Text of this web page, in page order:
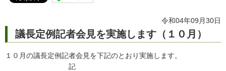
令和04年09月30日
議長定例記者会見を実施します（１０月）
１０月の議長定例記者会見を下記のとおり実施します。
記